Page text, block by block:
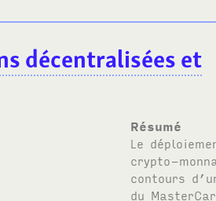
décentralisées et
Résumé
Le
crypto-
contours
du